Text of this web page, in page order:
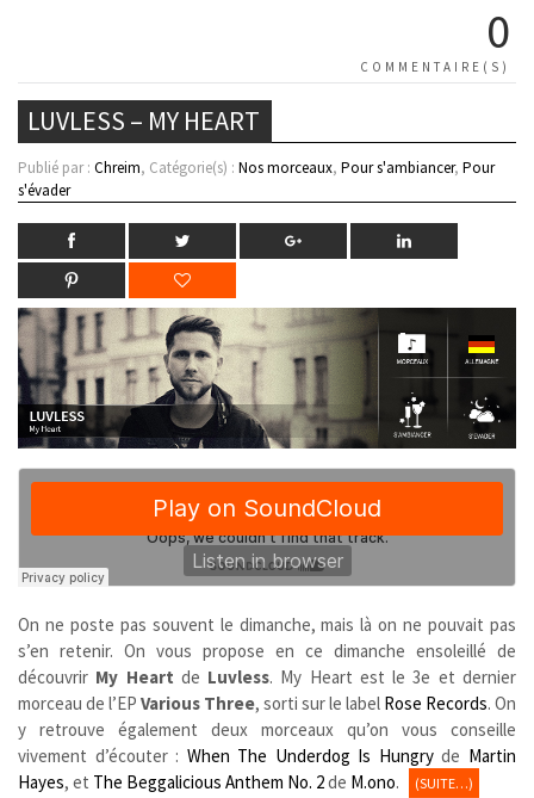
0
COMMENTAIRE(S)
LUVLESS – MY HEART
Publié par : Chreim, Catégorie(s) : Nos morceaux, Pour s'ambiancer, Pour
s'évader
On ne poste pas souvent le dimanche, mais là on ne pouvait pas
s’en retenir. On vous propose en ce dimanche ensoleillé de
découvrir My Heart de Luvless. My Heart est le 3e et dernier
morceau de l’EP Various Three, sorti sur le label Rose Records. On
y retrouve également deux morceaux qu’on vous conseille
vivement d’écouter : When The Underdog Is Hungryde Martin
Hayes, et The Beggalicious Anthem No. 2de M.ono. (SUITE…)